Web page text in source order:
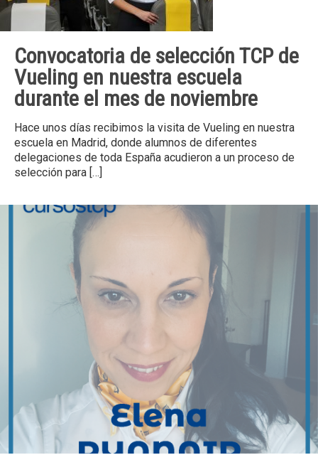
Convocatoria de selección TCP de
Vueling en nuestra escuela
durante el mes de noviembre
Hace unos días recibimos la visita de Vueling en nuestra
escuela en Madrid, donde alumnos de diferentes
delegaciones de toda España acudieron a un proceso de
selección para […]